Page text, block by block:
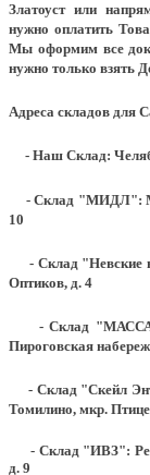
Златоуст или
нужно оплатить
Мы оформим все
нужно только взять
Адреса складов для
- Наш Склад:
- Склад "МИДЛ":
10
- Склад "Невские
Оптиков, д. 4
- Склад "МАССА
Пироговская
- Склад "Скейл
Томилино, мкр.
- Склад "ИВЗ":
д. 9